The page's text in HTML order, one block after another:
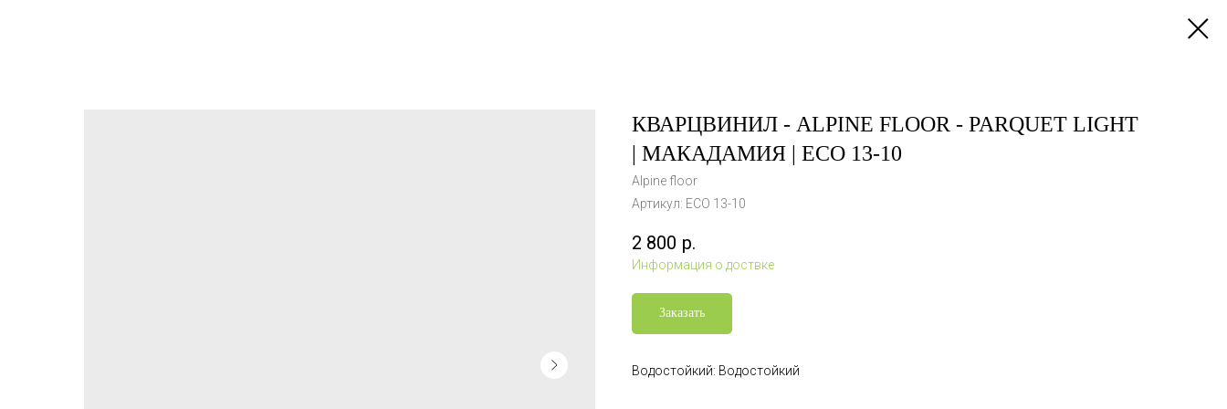
КВАРЦВИНИЛ - ALPINE FLOOR - PARQUET LIGHT
| МАКАДАМИЯ | ЕСО 13-10
Alpine floor
Артикул: ЕСО 13-10
2 800 р.
Информация о доствке
Заказать
Водостойкий: Водостойкий